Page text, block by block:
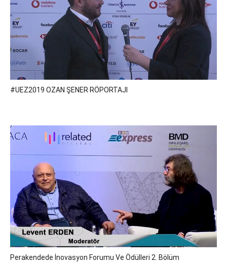
#UEZ2019 OZAN ŞENER RÖPORTAJI
Perakendede İnovasyon Forumu Ve Ödülleri 2. Bölüm